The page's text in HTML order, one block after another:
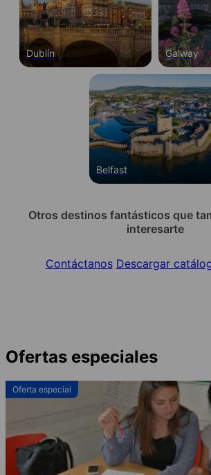
Dublín Galway
Belfast
Otros destinos fantásticos que
interesarte
Contáctanos Descargar
Ofertas especiales
Oferta especial